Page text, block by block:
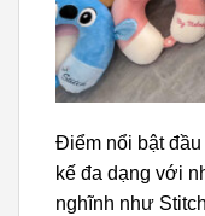
Điểm nổi bật
kế đa dạng với
nghĩnh như